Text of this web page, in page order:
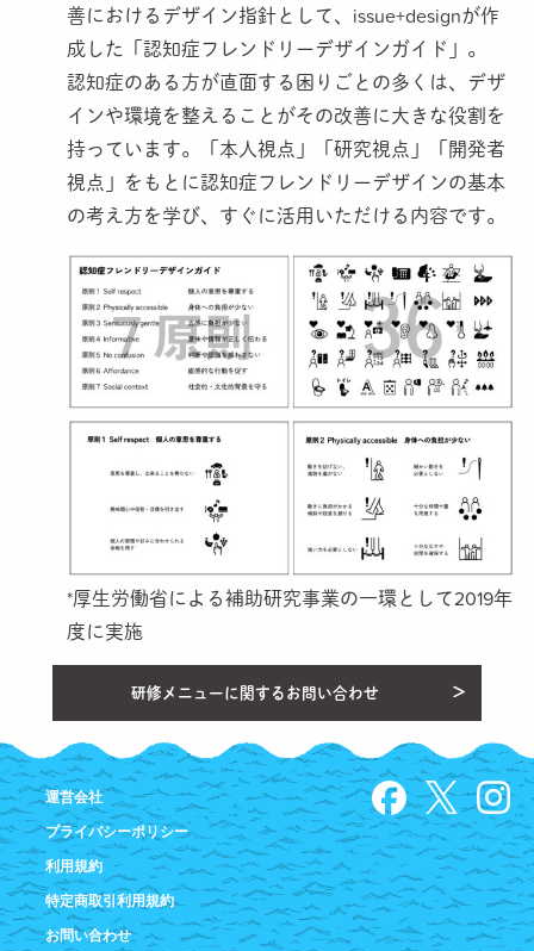
善におけるデザイン指針として、issue+designが作
成した「認知症フレンドリーデザインガイド」。
認知症のある方が直面する困りごとの多くは、デザ
インや環境を整えることがその改善に大きな役割を
持っています。「本人視点」「研究視点」「開発者
視点」をもとに認知症フレンドリーデザインの基本
の考え方を学び、すぐに活用いただける内容です。
*厚生労働省による補助研究事業の一環として2019年
度に実施
研修メニューに関するお問い合わせ
運営会社
プライバシーポリシー
利用規約
特定商取引利用規約
お問い合わせ